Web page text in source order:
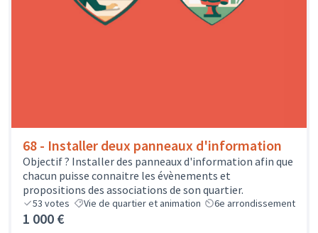
68 - Installer deux panneaux d'information
Objectif ? Installer des panneaux d'information afin que
chacun puisse connaitre les évènements et
propositions des associations de son quartier.
53 votes Vie de quartier et animation 6e arrondissement
1 000 €